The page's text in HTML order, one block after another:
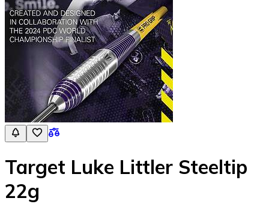
Target Luke Littler Steeltip
22g